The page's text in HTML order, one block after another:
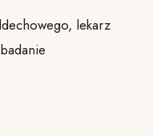
lekarz